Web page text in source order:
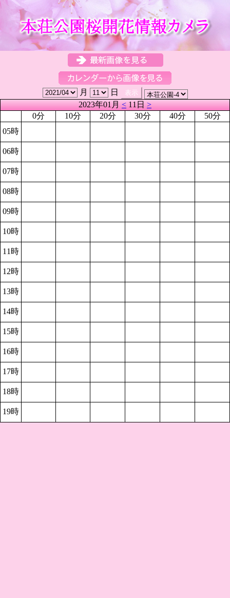
月
日
2023年01月<11日>
0分
10分 20分 30分 40分
50分
05時
06時
07時
08時
09時
10時
11時
12時
13時
14時
15時
16時
17時
18時
19時